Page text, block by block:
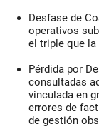
Desfase de
operativos
el triple que
Pérdida por
consultadas
vinculada en
errores de
de gestión